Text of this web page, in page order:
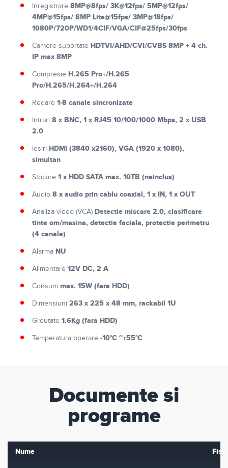
Inregistrare 8MP@8fps/ 3K@12fps/ 5MP@12fps/
4MP@15fps/ 8MP Lite@15fps/ 3MP@18fps/
1080P/720P/WD1/4CIF/VGA/CIF@25fps/30fps
Camere suportate HDTVI/AHD/CVI/CVBS 8MP + 4 ch.
IP max 8MP
Compresie H.265 Pro+/H.265
Pro/H.265/H.264+/H.264
Redare 1-8 canale sincronizate
Intrari 8 x BNC, 1 x RJ45 10/100/1000 Mbps, 2 x USB
2.0
Iesiri HDMI (3840 x2160), VGA (1920 x 1080),
simultan
Stocare 1 x HDD SATA max. 10TB (neinclus)
Audio 8 x audio prin cablu coaxial, 1 x IN, 1 x OUT
Analiza video (VCA) Detectie miscare 2.0, clasificare
tinte om/masina, detectie faciala, protectie perimetru
(4 canale)
Alarma NU
Alimentare 12V DC, 2 A
Consum max. 15W (fara HDD)
Dimensiuni 263 x 225 x 48 mm, rackabil 1U
Greutate 1.6Kg (fara HDD)
Temperatura operare -10°C ~+55°C
Documente si
programe
Nume